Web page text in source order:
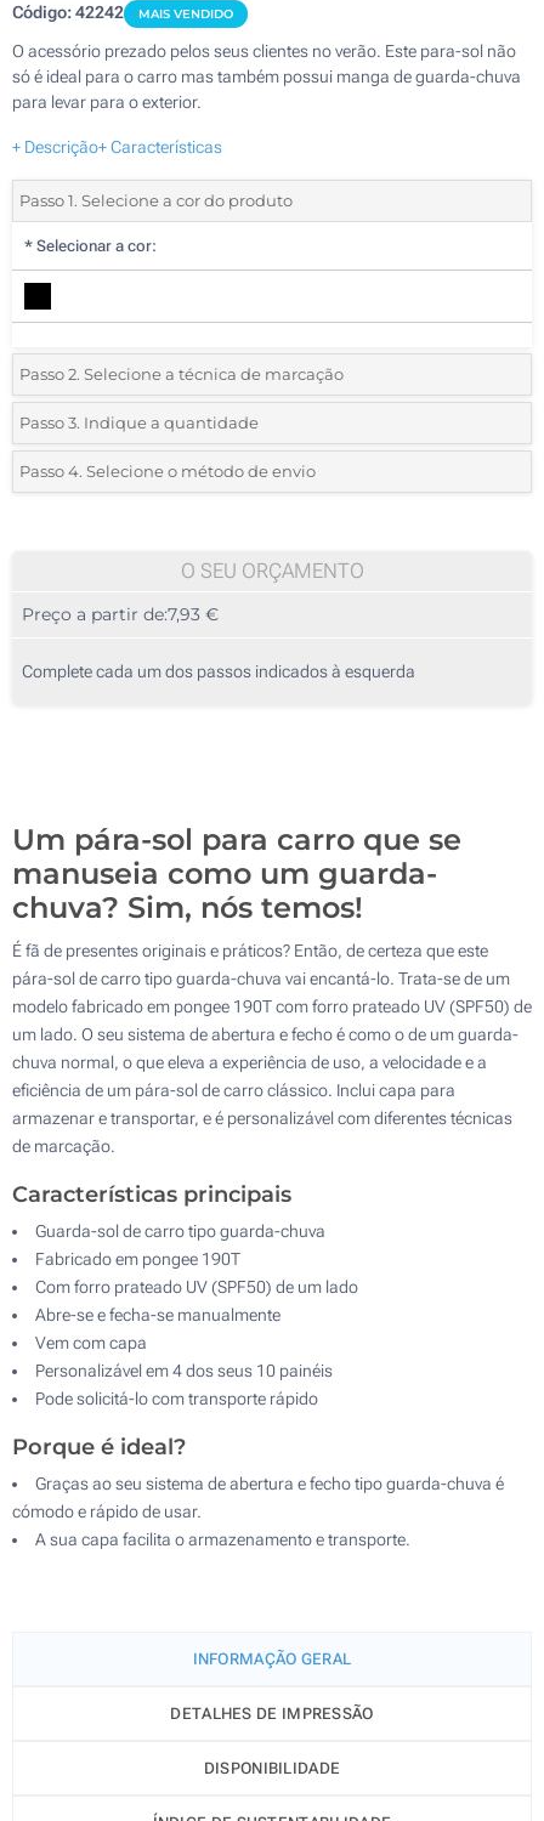
Código:42242 MAIS VENDIDO
O acessório prezado pelos seus clientes no verão. Este para-sol não
só é ideal para o carro mas também possui manga de guarda-chuva
para levar para o exterior.
+ Descrição+ Características
Passo 1. Selecione a cor do produto
* Selecionar a cor:
Passo 2. Selecione a técnica de marcação
*Selecione o tipo de marcação e as cores do logotipo:
1 Cor (Num lado)
Passo 3. Indique a quantidade
*Quantidade mínima:5
10
25
Passo 4. Selecione o método de envio
O SEU ORÇAMENTO
Preço a partir de:7,93 €
Complete cada um dos passos indicados à esquerda
Um pára-sol para carro que se
manuseia como um guarda-
chuva? Sim, nós temos!
É fã de presentes originais e práticos? Então, de certeza que este
pára-sol de carro tipo guarda-chuva vai encantá-lo. Trata-se de um
modelo fabricado em pongee 190T com forro prateado UV (SPF50) de
um lado. O seu sistema de abertura e fecho é como o de um guarda-
chuva normal, o que eleva a experiência de uso, a velocidade e a
eficiência de um pára-sol de carro clássico. Inclui capa para
armazenar e transportar, e é personalizável com diferentes técnicas
de marcação.
Características principais
Guarda-sol de carro tipo guarda-chuva
Fabricado em pongee 190T
Com forro prateado UV (SPF50) de um lado
Abre-se e fecha-se manualmente
Vem com capa
Personalizável em 4 dos seus 10 painéis
Pode solicitá-lo com transporte rápido
Porque é ideal?
Graças ao seu sistema de abertura e fecho tipo guarda-chuva é
cómodo e rápido de usar.
A sua capa facilita o armazenamento e transporte.
INFORMAÇÃO GERAL
DETALHES DE IMPRESSÃO
DISPONIBILIDADE